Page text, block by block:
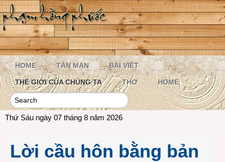
HOME TẢN MẠN BÀI VIẾT
THẾ GIỚI CỦA CHÚNG TA THƠ HOME
Thứ Sáu ngày 07 tháng 8 năm 2026
Lời cầu hôn bằng bản